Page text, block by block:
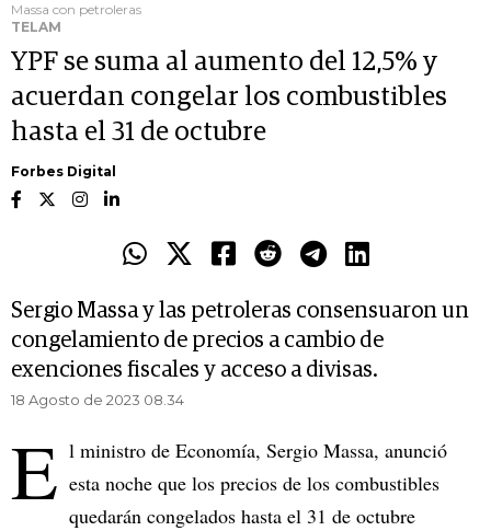
Massa con petroleras
TELAM
YPF se suma al aumento del 12,5% y
acuerdan congelar los combustibles
hasta el 31 de octubre
Forbes Digital
Sergio Massa y las petroleras consensuaron un
congelamiento de precios a cambio de
exenciones fiscales y acceso a divisas.
18 Agosto de 2023 08.34
E l ministro de Economía, Sergio Massa, anunció
esta noche que los precios de los combustibles
quedarán congelados hasta el 31 de octubre